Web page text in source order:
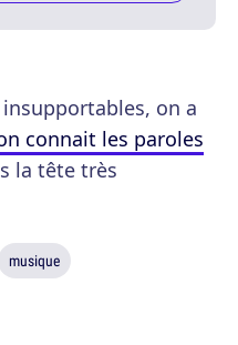
on a
connait les paroles
la tête très
musique